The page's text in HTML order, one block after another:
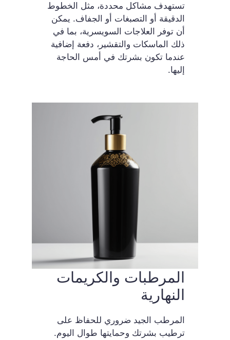
تستهدف مشاكل محددة، مثل الخطوط
الدقيقة أو التصبغات أو الجفاف. يمكن
أن توفر العلاجات السويسرية، بما في
ذلك الماسكات والتقشير، دفعة إضافية
عندما تكون بشرتك في أمس الحاجة
إليها.
المرطبات والكريمات
النهارية
المرطب الجيد ضروري للحفاظ على
ترطيب بشرتك وحمايتها طوال اليوم.